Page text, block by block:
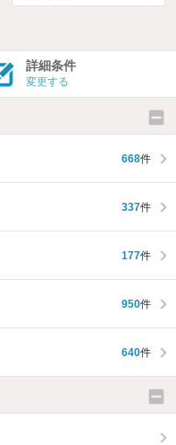
詳細条件
変更する
668件
337件
177件
950件
640件